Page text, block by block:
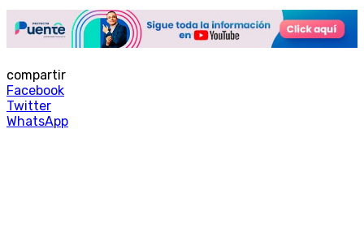
compartir
Facebook
Twitter
WhatsApp